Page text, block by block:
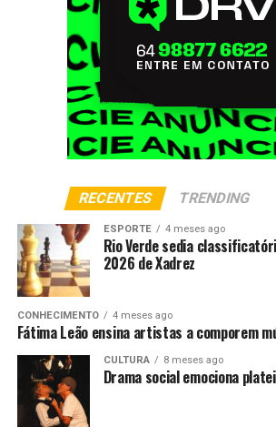
RECENTES TRENDING
ESPORTE 4 meses ago
Rio Verde sedia
2026 de Xadrez
CONHECIMENTO 4 meses ago
Fátima Leão ensina artistas a comporem
CULTURA 8 meses ago
Drama social emociona